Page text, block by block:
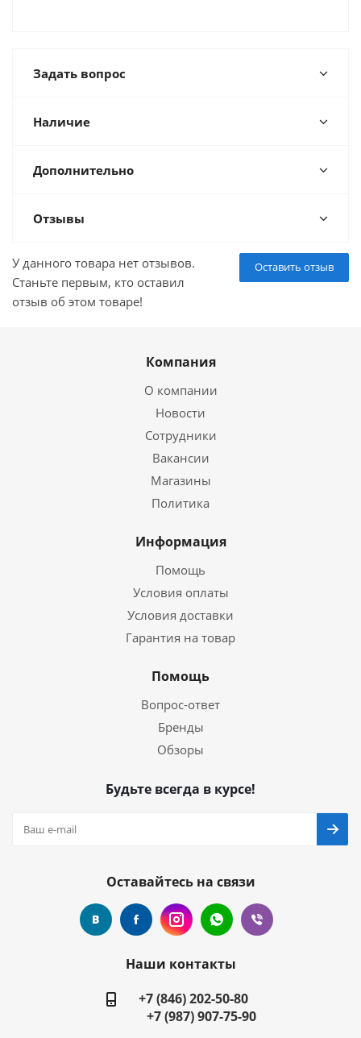
Задать вопрос
Наличие
Дополнительно
Отзывы
Оставить отзыв
У данного товара нет отзывов.
Станьте первым, кто оставил
отзыв об этом товаре!
Компания
О компании
Новости
Сотрудники
Вакансии
Магазины
Политика
Информация
Помощь
Условия оплаты
Условия доставки
Гарантия на товар
Помощь
Вопрос-ответ
Бренды
Обзоры
Будьте всегда в курсе!
Оставайтесь на связи
Наши контакты
+7 (846) 202-50-80
+7 (987) 907-75-90